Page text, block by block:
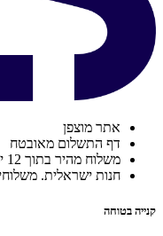
אתר מוצפן
דף התשלום מאובטח
משלוח מהיר בתוך 12 ימי עבודה
חנות ישראלית.
קנייה בטוחה